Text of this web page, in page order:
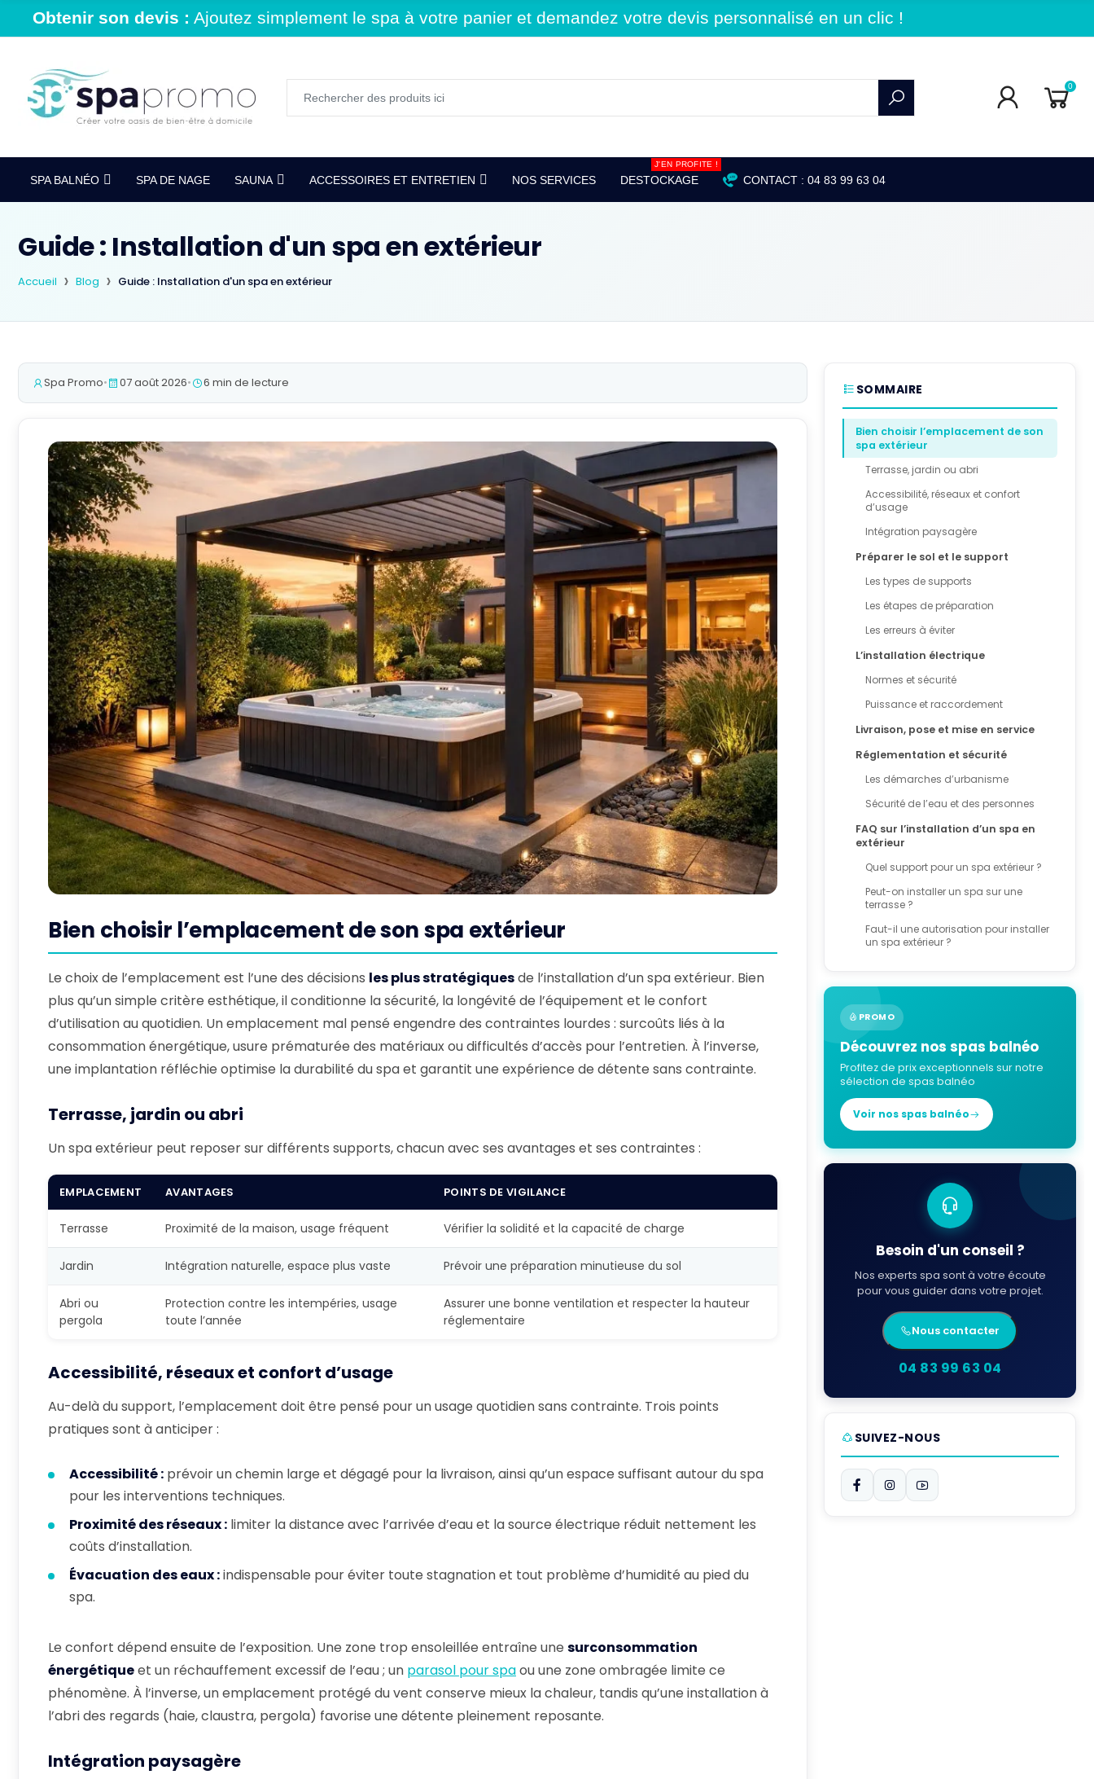
Obtenir son devis : Ajoutez simplement le spa à votre panier et demandez votre devis personnalisé en un clic !
0
SPA BALNÉO SPA DE NAGE SAUNA ACCESSOIRES ET ENTRETIEN NOS SERVICES DESTOCKAGE
J'EN PROFITE !
CONTACT : 04 83 99 63 04
Guide : Installation d'un spa en extérieur
Accueil Blog Guide : Installation d'un spa en extérieur
Spa Promo• 07 août 2026• 6 min de lecture
Bien choisir l’emplacement de son spa extérieur
Le choix de l’emplacement est l’une des décisions les plus stratégiquesde l’installation d’un spa extérieur. Bien
plus qu’un simple critère esthétique, il conditionne la sécurité, la longévité de l’équipement et le confort
d’utilisation au quotidien. Un emplacement mal pensé engendre des contraintes lourdes : surcoûts liés à la
consommation énergétique, usure prématurée des matériaux ou difficultés d’accès pour l’entretien. À l’inverse,
une implantation réfléchie optimise la durabilité du spa et garantit une expérience de détente sans contrainte.
Terrasse, jardin ou abri
Un spa extérieur peut reposer sur différents supports, chacun avec ses avantages et ses contraintes :
EMPLACEMENT AVANTAGES POINTS DE VIGILANCE
Terrasse Proximité de la maison, usage fréquent Vérifier la solidité et la capacité de charge
Jardin Intégration naturelle, espace plus vaste Prévoir une préparation minutieuse du sol
Abri ou
pergola
Protection contre les intempéries, usage
toute l’année
Assurer une bonne ventilation et respecter la hauteur
réglementaire
Accessibilité, réseaux et confort d’usage
Au-delà du support, l’emplacement doit être pensé pour un usage quotidien sans contrainte. Trois points
pratiques sont à anticiper :
Accessibilité : prévoir un chemin large et dégagé pour la livraison, ainsi qu’un espace suffisant autour du spa
pour les interventions techniques.
Proximité des réseaux : limiter la distance avec l’arrivée d’eau et la source électrique réduit nettement les
coûts d’installation.
Évacuation des eaux :indispensable pour éviter toute stagnation et tout problème d’humidité au pied du
spa.
Le confort dépend ensuite de l’exposition. Une zone trop ensoleillée entraîne une surconsommation
énergétiqueet un réchauffement excessif de l’eau ; un parasol pour spaou une zone ombragée limite ce
phénomène. À l’inverse, un emplacement protégé du vent conserve mieux la chaleur, tandis qu’une installation à
l’abri des regards (haie, claustra, pergola) favorise une détente pleinement reposante.
Intégration paysagère
SOMMAIRE
Bien choisir l’emplacement de son
spa extérieur
Terrasse, jardin ou abri
Accessibilité, réseaux et confort
d’usage
Intégration paysagère
Préparer le sol et le support
Les types de supports
Les étapes de préparation
Les erreurs à éviter
L’installation électrique
Normes et sécurité
Puissance et raccordement
Livraison, pose et mise en service
Réglementation et sécurité
Les démarches d’urbanisme
Sécurité de l’eau et des personnes
FAQ sur l’installation d’un spa en
extérieur
Quel support pour un spa extérieur ?
Peut-on installer un spa sur une
terrasse ?
Faut-il une autorisation pour installer
un spa extérieur ?
PROMO
Découvrez nos spas balnéo
Profitez de prix exceptionnels sur notre
sélection de spas balnéo
Voir nos spas balnéo
Besoin d'un conseil ?
Nos experts spa sont à votre écoute
pour vous guider dans votre projet.
Nous contacter
04 83 99 63 04
SUIVEZ-NOUS